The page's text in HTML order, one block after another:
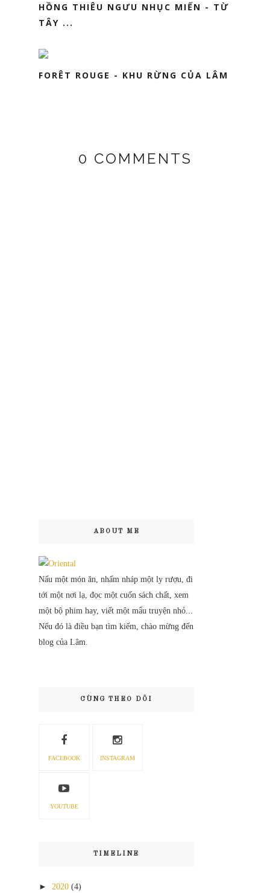
HỒNG THIÊU NGƯU NHỤC MIẾN - TỪ
TÂY ...
FORÊT ROUGE - KHU RỪNG CỦA LÂM
0 COMMENTS
ABOUT ME
Nấu một món ăn, nhấm nháp một ly rượu, đi
tới một nơi lạ, đọc một cuốn sách chất, xem
một bộ phim hay, viết một mẩu truyện nhỏ...
Nếu đó là điều bạn tìm kiếm, chào mừng đến
blog của Lâm.
CÙNG THEO DÕI
FACEBOOK INSTAGRAM
YOUTUBE
TIMELINE
► 2020 (4)